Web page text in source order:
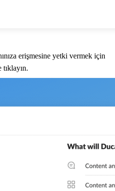
erişmesine yetki vermek için
tıklayın.